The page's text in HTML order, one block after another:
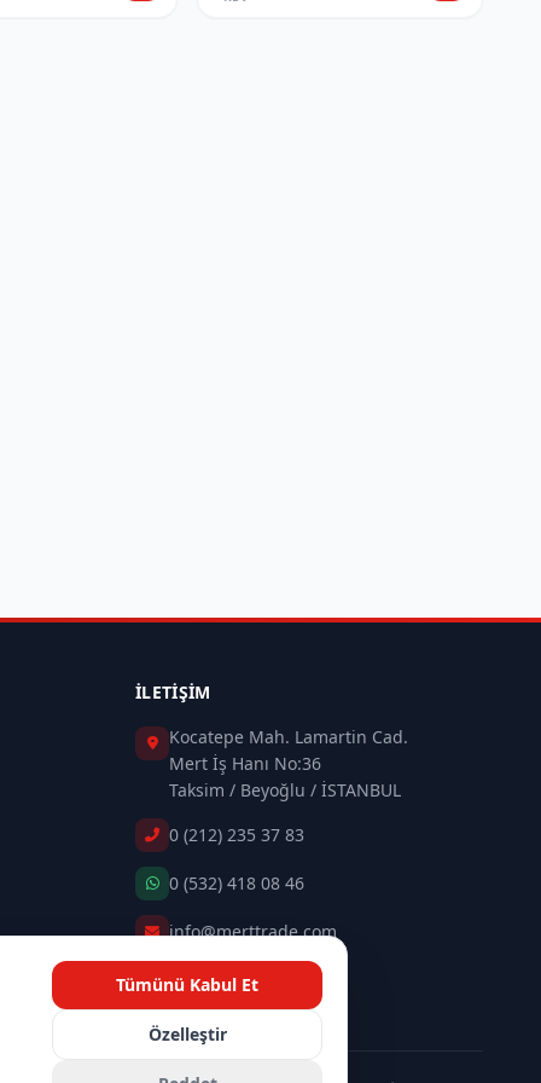
İLETIŞIM
Kocatepe Mah. Lamartin Cad.
Mert İş Hanı No:36
Taksim / Beyoğlu / İSTANBUL
0 (212) 235 37 83
0 (532) 418 08 46
info@merttrade.com
İletişim Sayfası
Tümünü Kabul Et
Özelleştir